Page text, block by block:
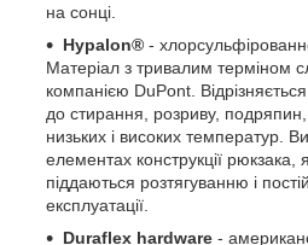
на сонці.
Hypalon® -
Матеріал з тривалим терміном
компанією DuPont.
до стирання, розриву,
низьких і високих температур.
елементах конструкції рюкзака,
піддаються розтягуванню і
експлуатації.
Duraflex hardware -